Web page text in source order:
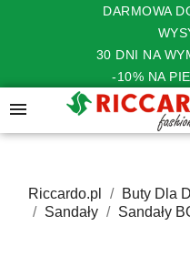
DARMOWA
30 DNI NA
-10% NA

Riccardo.pl Buty Dla
Sandały
Sandały